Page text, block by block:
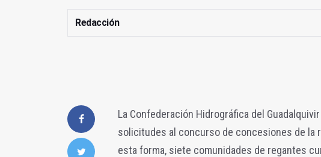
Redacción
La Confederación Hidrográfica del
solicitudes al concurso de concesiones de la
esta forma, siete comunidades de regantes